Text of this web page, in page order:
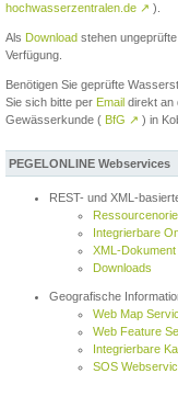
hochwasserzentralen.de ↗ ).
Als Download stehen
Verfügung.
Benötigen Sie geprüfte
Sie sich bitte per Email direkt an
Gewässerkunde ( BfG ↗ ) in
PEGELONLINE Webservices
REST- und XML-
Integrierbare
XML-
Downloads
Geografische
Web Map
Web Feature
Integrierbare
SOS